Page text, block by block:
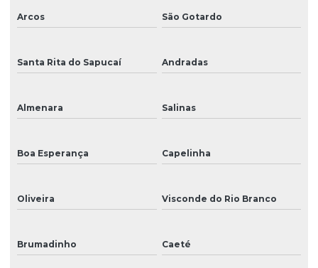
Arcos São Gotardo
Santa Rita do Sapucaí Andradas
Almenara Salinas
Boa Esperança Capelinha
Oliveira Visconde do Rio Branco
Brumadinho Caeté